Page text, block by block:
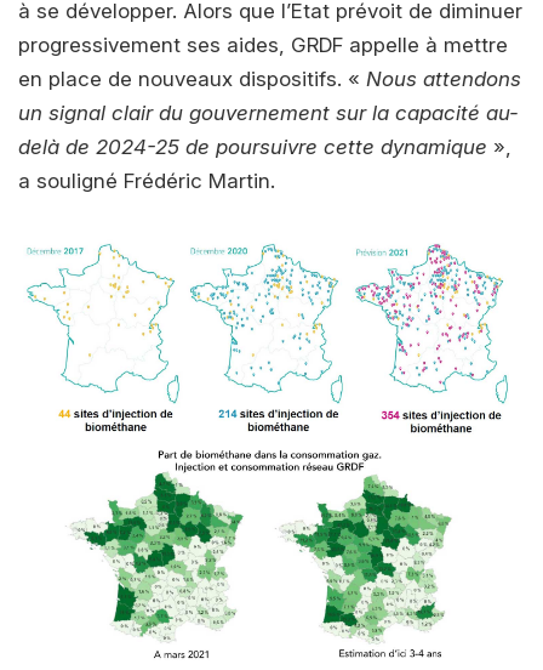
à se développer. Alors que l’Etat prévoit de diminuer
progressivement ses aides, GRDF appelle à mettre
en place de nouveaux dispositifs. « Nous attendons
un signal clair du gouvernement sur la capacité au-
delà de 2024-25 de poursuivre cette dynamique »,
a souligné Frédéric Martin.